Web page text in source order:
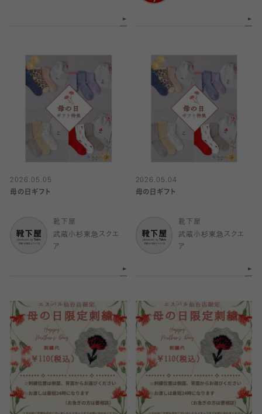
2026.05.05
母の日ギフト
靴下屋
武蔵小杉東急スクエ
ア
2026.05.04
母の日ギフト
靴下屋
武蔵小杉東急スクエ
ア